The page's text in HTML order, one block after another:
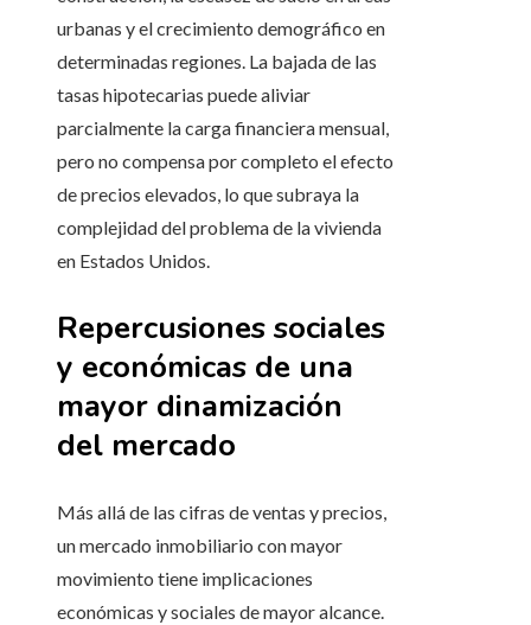
urbanas y el crecimiento demográfico en
determinadas regiones. La bajada de las
tasas hipotecarias puede aliviar
parcialmente la carga financiera mensual,
pero no compensa por completo el efecto
de precios elevados, lo que subraya la
complejidad del problema de la vivienda
en Estados Unidos.
Repercusiones sociales
y económicas de una
mayor dinamización
del mercado
Más allá de las cifras de ventas y precios,
un mercado inmobiliario con mayor
movimiento tiene implicaciones
económicas y sociales de mayor alcance.